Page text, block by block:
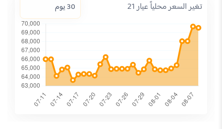
تغير السعر محلياً عيار 21